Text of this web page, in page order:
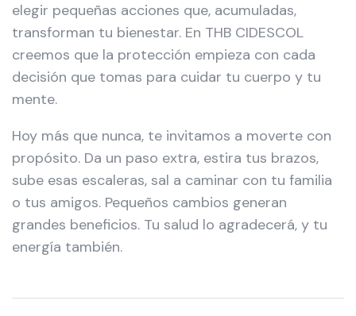
elegir pequeñas acciones que, acumuladas,
transforman tu bienestar. En THB CIDESCOL
creemos que la protección empieza con cada
decisión que tomas para cuidar tu cuerpo y tu
mente.
Hoy más que nunca, te invitamos a moverte con
propósito. Da un paso extra, estira tus brazos,
sube esas escaleras, sal a caminar con tu familia
o tus amigos. Pequeños cambios generan
grandes beneficios. Tu salud lo agradecerá, y tu
energía también.